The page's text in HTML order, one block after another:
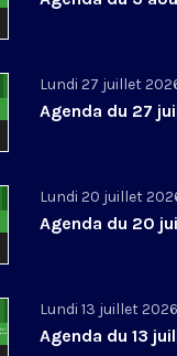
Lundi 27 juillet
Agenda du 27
Lundi 20 juillet
Agenda du 20
Lundi 13 juillet 2026
Agenda du 13